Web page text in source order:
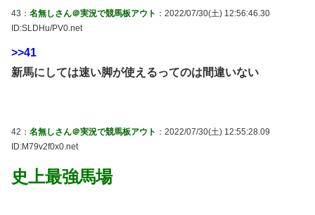
43： 名無しさん＠実況で競馬板アウト ：2022/07/30(土) 12:56:46.30
ID:SLDHu/PV0.net
>>41
新馬にしては速い脚が使えるってのは間違いない
42： 名無しさん＠実況で競馬板アウト ：2022/07/30(土) 12:55:28.09
ID:M79v2f0x0.net
史上最強馬場